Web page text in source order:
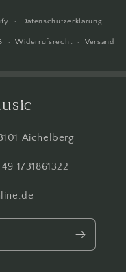
Datenschutzerklärung
Widerrufsrecht Versand
Aichelberg
1731861322